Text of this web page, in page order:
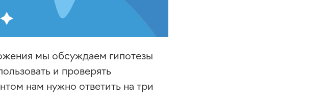
мы обсуждаем гипотезы
и проверять
нам нужно ответить на три